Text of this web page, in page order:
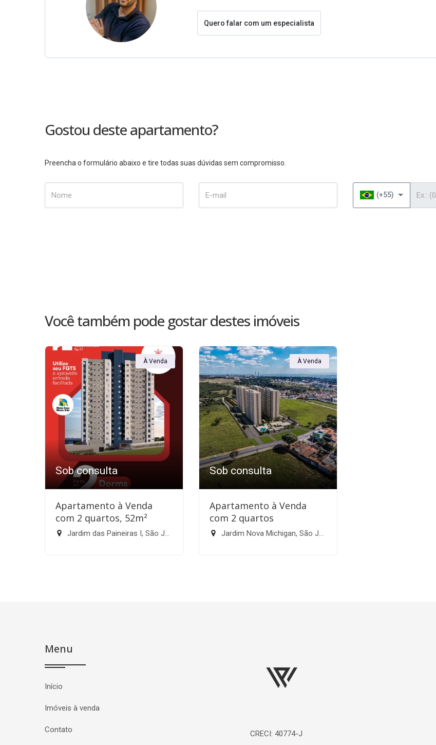
Quero falar com um especialista
Gostou deste apartamento?
Preencha o formulário abaixo e tire todas suas dúvidas sem compromisso.
(+55)
Você também pode gostar destes imóveis
À Venda
Sob consulta
Apartamento à Venda
com 2 quartos, 52m²
Jardim das Paineiras I, São José dos Campos-SP
À Venda
Sob consulta
Apartamento à Venda
com 2 quartos
Jardim Nova Michigan, São José dos Campos-SP
Menu
Início
Imóveis à venda
Contato CRECI: 40774-J